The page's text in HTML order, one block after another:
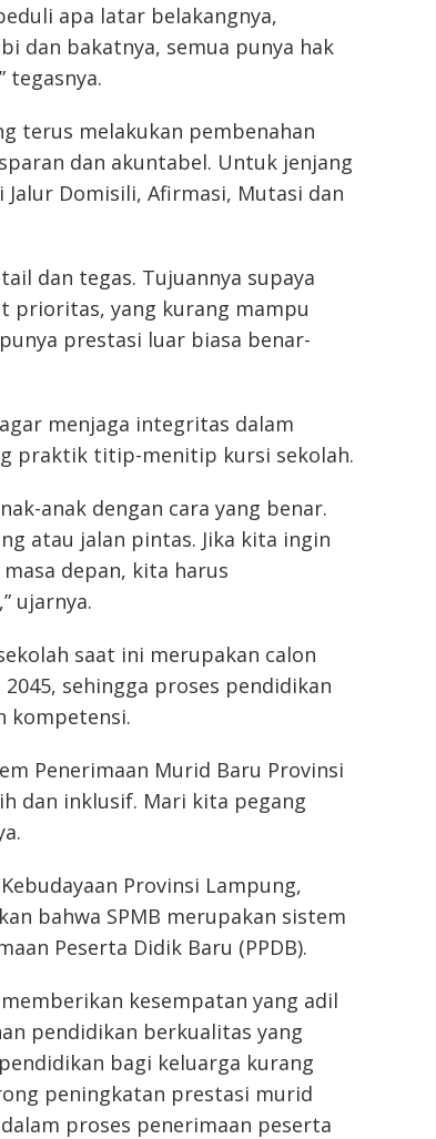
apa latar belakangnya,
dan bakatnya, semua punya hak
tegasnya.
terus melakukan pembenahan
dan akuntabel. Untuk jenjang
Domisili, Afirmasi, Mutasi dan
dan tegas. Tujuannya supaya
prioritas, yang kurang mampu
prestasi luar biasa benar-
menjaga integritas dalam
praktik titip-menitip kursi sekolah.
anak dengan cara yang benar.
atau jalan pintas. Jika kita ingin
depan, kita harus
ujarnya.
saat ini merupakan calon
sehingga proses pendidikan
kompetensi.
Penerimaan Murid Baru Provinsi
dan inklusif. Mari kita pegang
Provinsi Lampung,
bahwa SPMB merupakan sistem
Peserta Didik Baru (PPDB).
kesempatan yang adil
pendidikan berkualitas yang
bagi keluarga kurang
peningkatan prestasi murid
proses penerimaan peserta